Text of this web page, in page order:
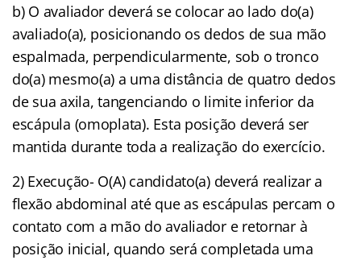
b) O avaliador deverá se colocar ao lado do(a)
avaliado(a), posicionando os dedos de sua mão
espalmada, perpendicularmente, sob o tronco
do(a) mesmo(a) a uma distância de quatro dedos
de sua axila, tangenciando o limite inferior da
escápula (omoplata). Esta posição deverá ser
mantida durante toda a realização do exercício.
2) Execução- O(A) candidato(a) deverá realizar a
flexão abdominal até que as escápulas percam o
contato com a mão do avaliador e retornar à
posição inicial, quando será completada uma